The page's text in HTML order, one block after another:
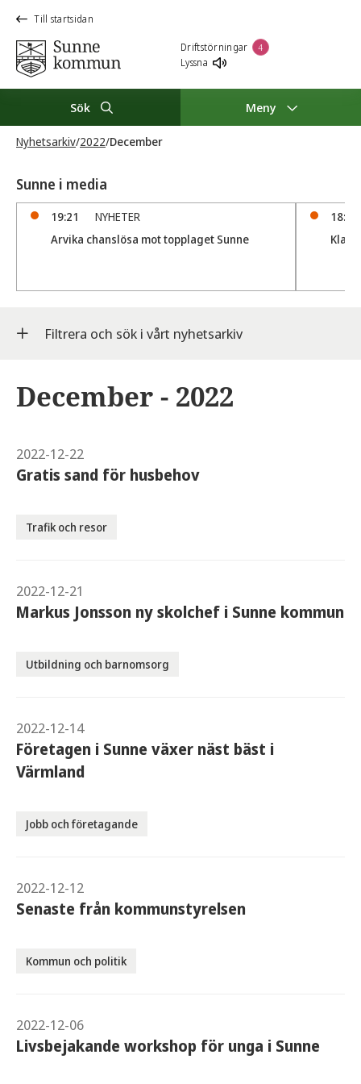
Till startsidan
Driftstörningar 4
Lyssna
Sök Meny
Nyhetsarkiv/2022/December
Sunne i media
19:21
NYHETER
Arvika chanslösa mot topplaget Sunne
18:56
Klar
Filtrera och sök i vårt nyhetsarkiv
December - 2022
2022-12-22
Gratis sand för husbehov
Trafik och resor
2022-12-21
Markus Jonsson ny skolchef i Sunne kommun
Utbildning och barnomsorg
2022-12-14
Företagen i Sunne växer näst bäst i
Värmland
Jobb och företagande
2022-12-12
Senaste från kommunstyrelsen
Kommun och politik
2022-12-06
Livsbejakande workshop för unga i Sunne